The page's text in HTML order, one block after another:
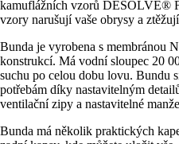
kamuflážních vzorů DESOLVE®
vzory narušují vaše obrysy a
Bunda je vyrobena s membránou
konstrukcí. Má vodní sloupec 20
suchu po celou dobu lovu. Bundu
potřebám díky nastavitelným
ventilační zipy a nastavitelné
Bunda má několik praktických